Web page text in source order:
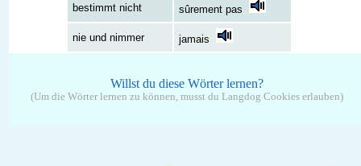
bestimmt nicht sûrement pas
nie und nimmer jamais
Willst du diese Wörter lernen?
(Um die Wörter lernen zu können, musst du Langdog Cookies erlauben)